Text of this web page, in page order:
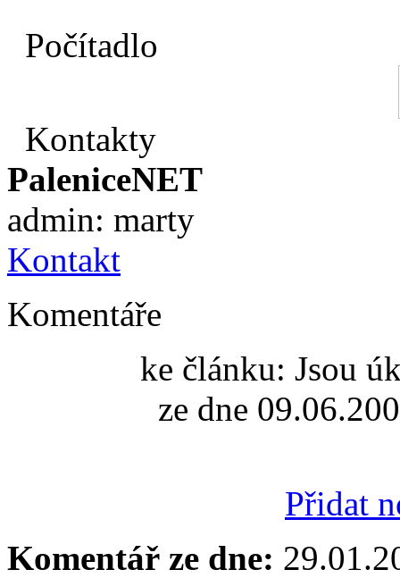
Počítadlo
Kontakty
PaleniceNET
admin: marty
Kontakt
Komentáře
ke článku: Jsou
ze dne
Přidat
Komentář ze dne: